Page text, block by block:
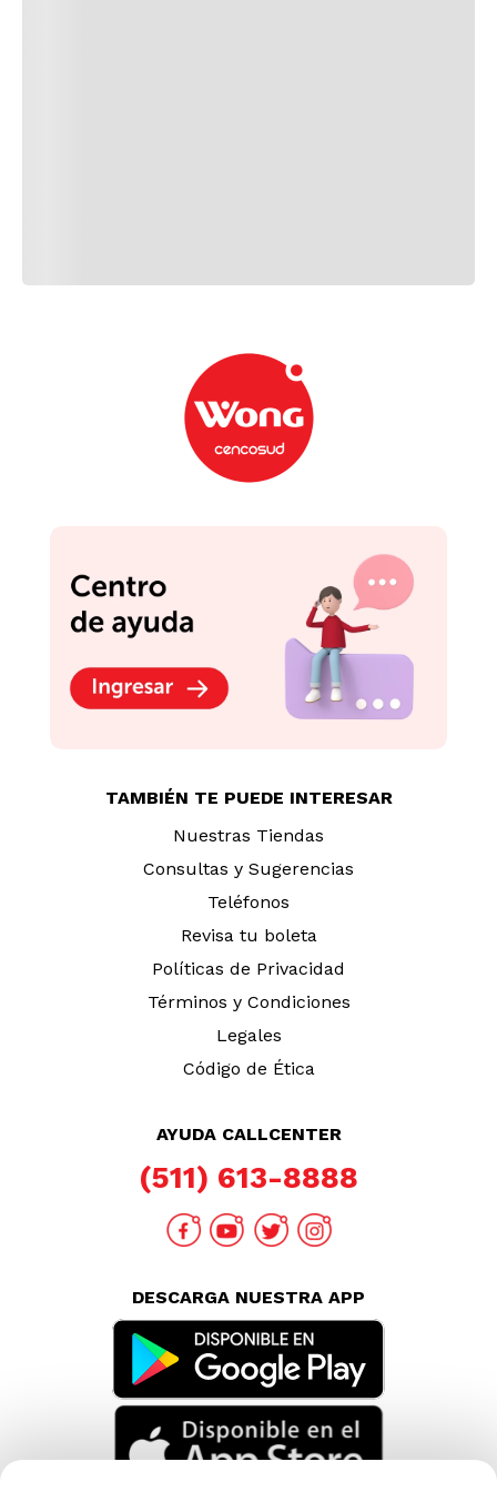
TAMBIÉN TE PUEDE INTERESAR
Nuestras Tiendas
Consultas y Sugerencias
Teléfonos
Revisa tu boleta
Políticas de Privacidad
Términos y Condiciones
Legales
Código de Ética
AYUDA CALLCENTER
(511) 613-8888
DESCARGA NUESTRA APP